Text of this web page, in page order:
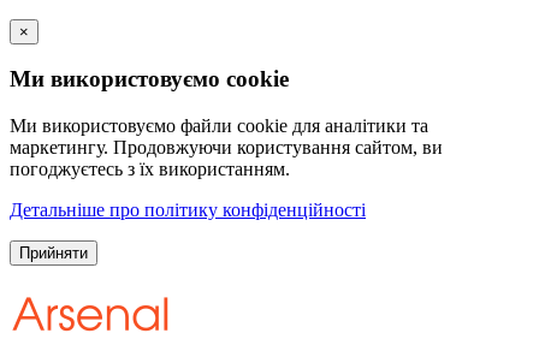
×
Ми використовуємо cookie
Ми використовуємо файли cookie для аналітики та
маркетингу. Продовжуючи користування сайтом, ви
погоджуєтесь з їх використанням.
Детальніше про політику конфіденційності
Прийняти